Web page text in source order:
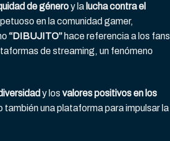
de géneroy la lucha contra el
en la comunidad gamer,
“DIBUJITO” hace referencia a los fans
de streaming, un fenómeno
y los valores positivos en los
también una plataforma para impulsar la